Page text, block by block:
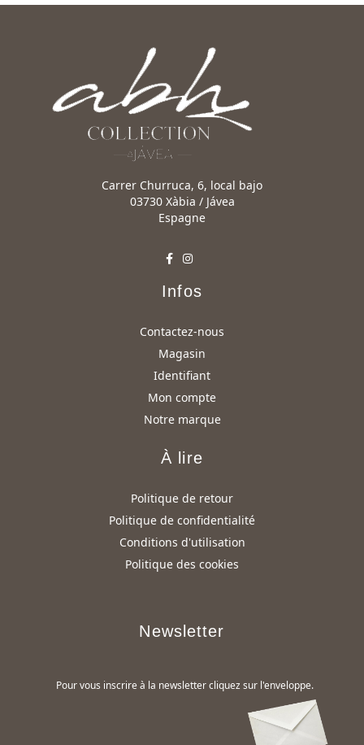
Carrer Churruca, 6, local bajo
03730 Xàbia / Jávea
Espagne
Infos
Contactez-nous
Magasin
Identifiant
Mon compte
Notre marque
À lire
Politique de retour
Politique de confidentialité
Conditions d'utilisation
Politique des cookies
Newsletter
Pour vous inscrire à la newsletter cliquez sur l'enveloppe.